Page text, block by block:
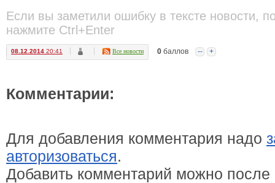
Если вы заметили ошибку в тексте новости,
нажмите Ctrl+Enter
08.12.2014 20:41 Все новости 0 баллов -- +
Комментарии:
Для добавления комментария надо
авторизоваться.
Добавить комментарий можно после